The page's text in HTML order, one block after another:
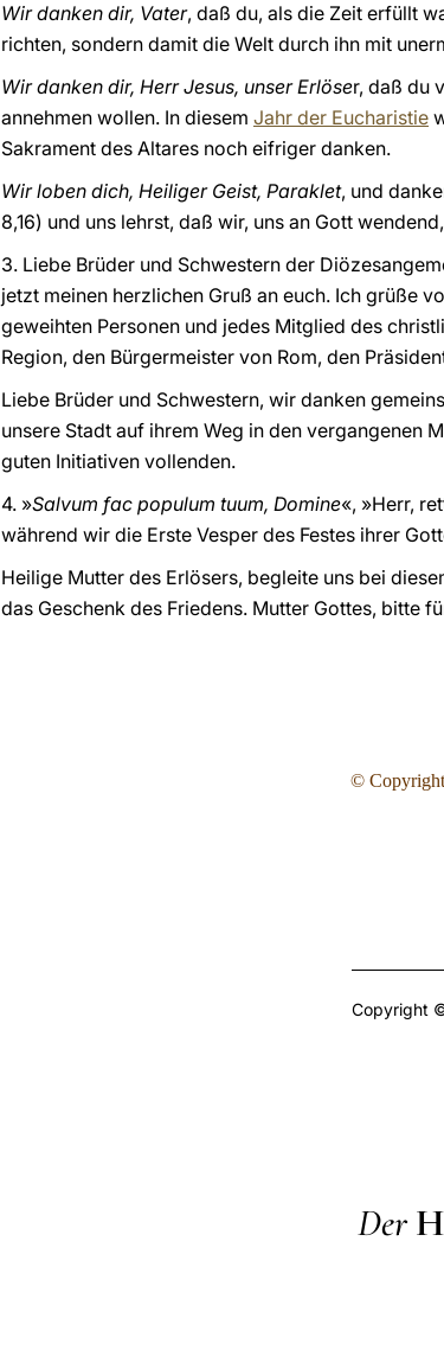
Wir danken dir, Vater, daß du, als die Zeit erfüllt
richten, sondern damit die Welt durch ihn mit
Wir danken dir, Herr Jesus, unser Erlöser, daß du
annehmen wollen. In diesem Jahr der Eucharistie
Sakrament des Altares noch eifriger danken.
Wir loben dich, Heiliger Geist, Paraklet, und
8,16) und uns lehrst, daß wir, uns an Gott
3. Liebe Brüder und Schwestern der
jetzt meinen herzlichen Gruß an euch. Ich grüße
geweihten Personen und jedes Mitglied des
Region, den Bürgermeister von Rom, den
Liebe Brüder und Schwestern, wir danken
unsere Stadt auf ihrem Weg in den vergangenen
guten Initiativen vollenden.
4. »Salvum fac populum tuum, Domine«, »Herr,
während wir die Erste Vesper des Festes ihrer
Heilige Mutter des Erlösers, begleite uns bei
das Geschenk des Friedens. Mutter Gottes, bitte
©
Copyright
Der